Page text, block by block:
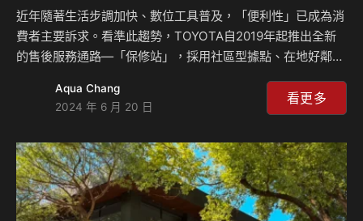
近年隨著生活步調加快、數位工具普及，「便利性」已成為消
費者主要訴求。看準此趨勢，TOYOTA自2019年起推出全新
的售後服務通路—「保修站」，採用社區型據點、在地好鄰居
於消費者對外送及網購的依賴，便利性的需求迅速增長，
TOYOTA更是加快腳步，持續拓展保修站，迄今已超過一百間
島地區，以澎湖縣為例，過去TOYOTA與當地業者合作，由特
約店家提供汽車保修服務，然隨澎湖縣汽車數量逐年成長，島
上市佔最高的TOYOTA車輛已超過六千台，為了能讓澎湖車主
Aqua Chang
2024 年 6 月 20 日
看更多